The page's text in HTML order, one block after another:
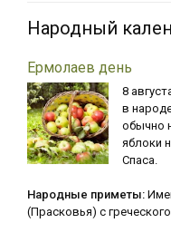
Народный
Ермолаев день
8
в
обычно
яблоки
Спаса.
Народные приметы:
(Прасковья) с